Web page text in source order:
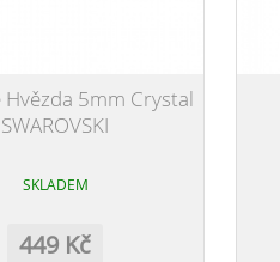
Hvězda 5mm Crystal
SWAROVSKI
SKLADEM
449 Kč